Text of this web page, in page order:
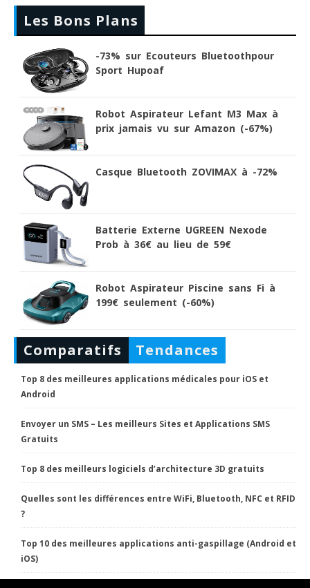
Les Bons Plans
-73% sur Ecouteurs Bluetoothpour
Sport Hupoaf
Robot Aspirateur Lefant M3 Max à
prix jamais vu sur Amazon (-67%)
Casque Bluetooth ZOVIMAX à -72%
Batterie Externe UGREEN Nexode
Prob à 36€ au lieu de 59€
Robot Aspirateur Piscine sans Fi à
199€ seulement (-60%)
Comparatifs Tendances
Top 8 des meilleures applications médicales pour iOS et
Android
Envoyer un SMS – Les meilleurs Sites et Applications SMS
Gratuits
Top 8 des meilleurs logiciels d’architecture 3D gratuits
Quelles sont les différences entre WiFi, Bluetooth, NFC et RFID
?
Top 10 des meilleures applications anti-gaspillage (Android et
iOS)